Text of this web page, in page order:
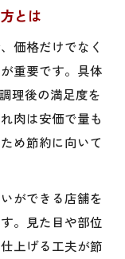
とは
価格だけでなく
重要です。具体
理後の満足度を
肉は安価で量も
め節約に向いて
ができる店舗を
。見た目や部位
上げる工夫が節